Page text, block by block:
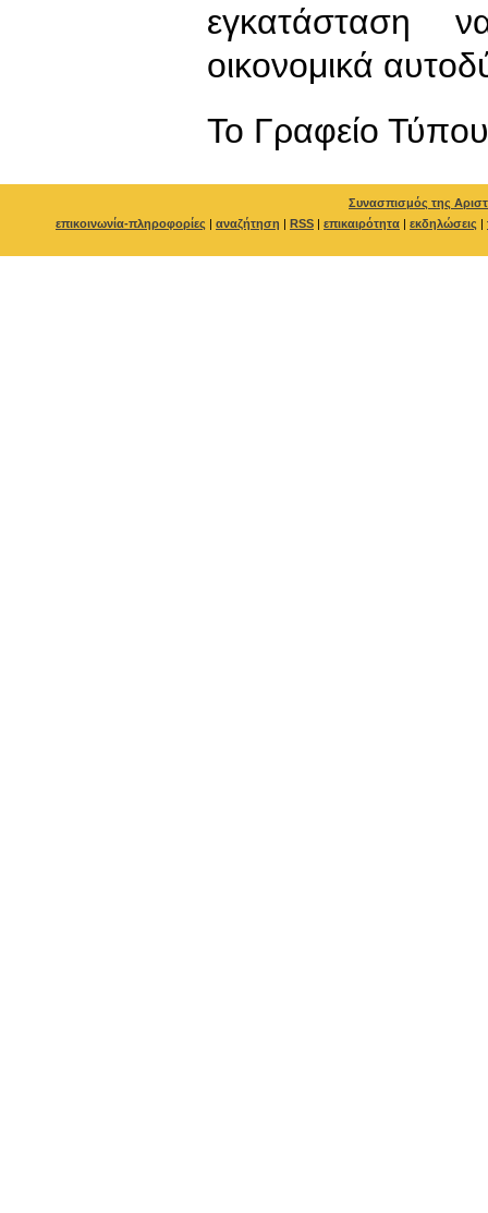
εγκατάσταση
οικονομικά
To Γραφείο Τύπου
Συνασπισμός της
επικοινωνία-πληροφορίες | αναζήτηση | RSS | επικαιρότητα | εκδηλώσεις |